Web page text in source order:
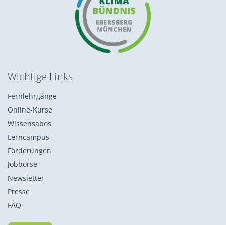
Wichtige Links
Fernlehrgänge
Online-Kurse
Wissensabos
Lerncampus
Förderungen
Jobbörse
Newsletter
Presse
FAQ